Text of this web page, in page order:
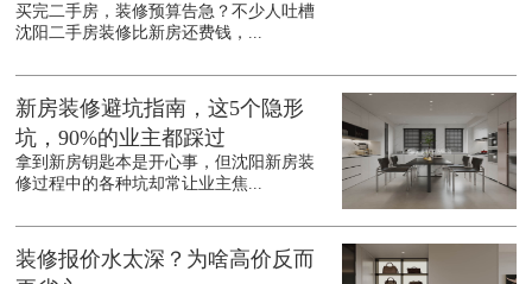
买完二手房，装修预算告急？不少人吐槽
沈阳二手房装修比新房还费钱，...
新房装修避坑指南，这5个隐形
坑，90%的业主都踩过
拿到新房钥匙本是开心事，但沈阳新房装
修过程中的各种坑却常让业主焦...
装修报价水太深？为啥高价反而